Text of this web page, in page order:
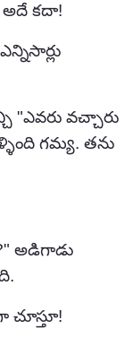
అదే కదా!
"ఎవరు వచ్చారు
గమ్య. తను
అడిగాడు